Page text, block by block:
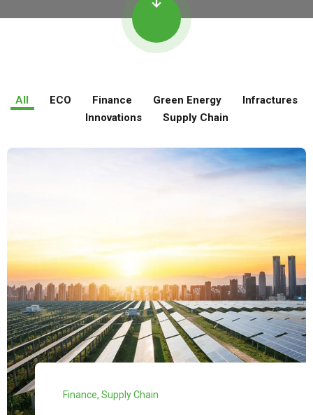
All ECO Finance Green Energy
Infractures
Innovations
Supply Chain
Finance, Supply Chain